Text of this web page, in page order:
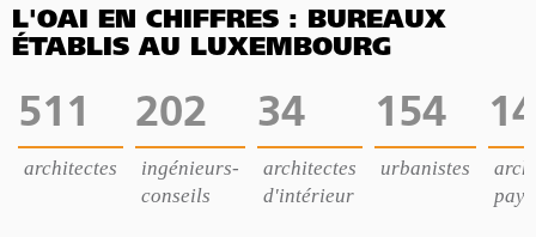
L'OAI EN CHIFFRES : BUREAUX
ÉTABLIS AU LUXEMBOURG
511
architectes
202
ingénieurs-
conseils
34
architectes
d'intérieur
154
urbanistes
14